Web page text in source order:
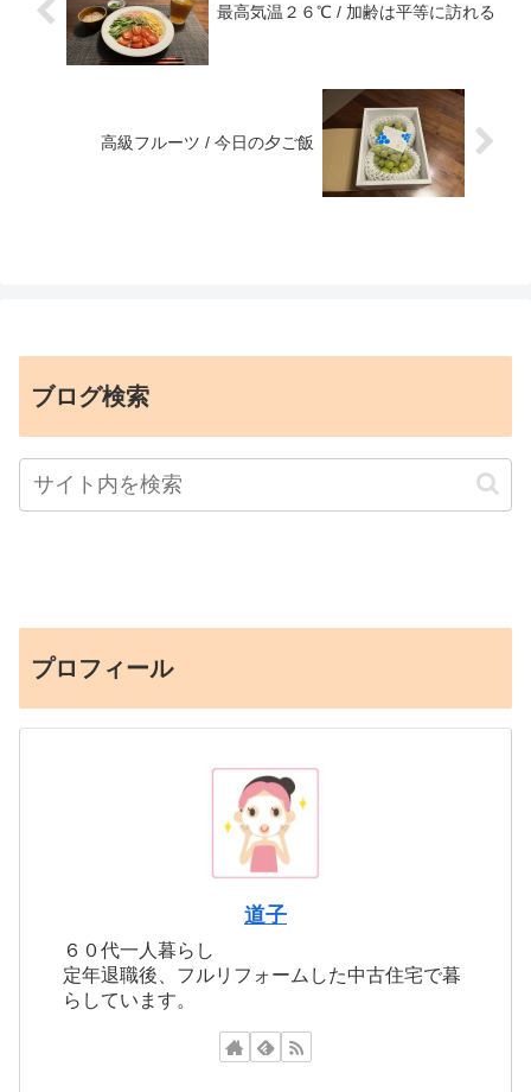
最高気温２６℃ / 加齢は平等に訪れる
高級フルーツ / 今日の夕ご飯
ブログ検索
プロフィール
道子
６０代一人暮らし
定年退職後、フルリフォームした中古住宅で暮
らしています。